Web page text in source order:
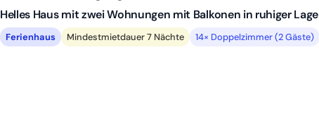
Helles Haus mit zwei Wohnungen mit Balkonen in ruhiger Lage
Ferienhaus Mindestmietdauer 7 Nächte 14× Doppelzimmer (2 Gäste)